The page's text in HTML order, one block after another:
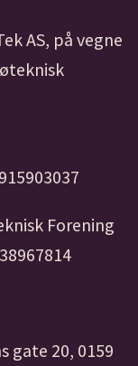
AS, på vegne
Forening
gate 20, 0159